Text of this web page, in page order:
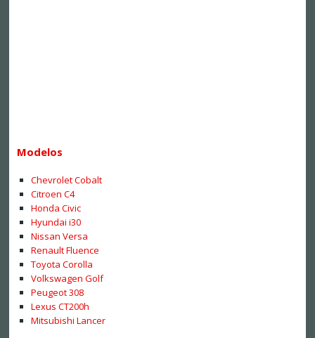
Modelos
Chevrolet Cobalt
Citroen C4
Honda Civic
Hyundai i30
Nissan Versa
Renault Fluence
Toyota Corolla
Volkswagen Golf
Peugeot 308
Lexus CT200h
Mitsubishi Lancer